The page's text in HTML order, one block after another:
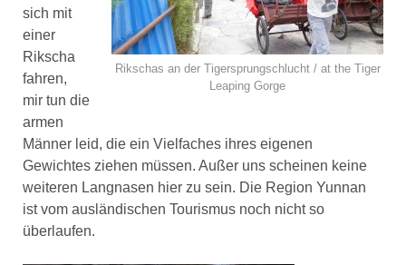
Rikschas an der Tigersprungschlucht / at the Tiger
Leaping Gorge
sich mit
einer
Rikscha
fahren,
mir tun die
armen
Männer leid, die ein Vielfaches ihres eigenen
Gewichtes ziehen müssen. Außer uns scheinen keine
weiteren Langnasen hier zu sein. Die Region Yunnan
ist vom ausländischen Tourismus noch nicht so
überlaufen.